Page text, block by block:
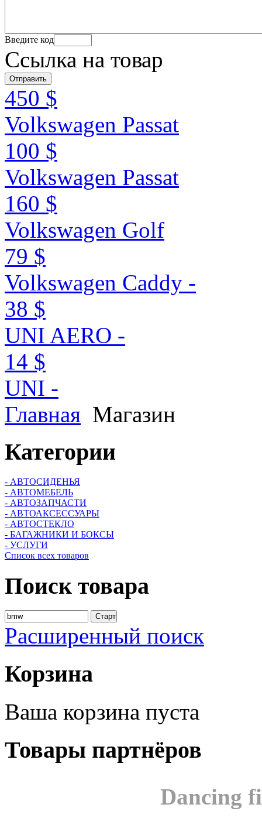
Введите код
Ссылка на товар
450 $
Volkswagen Passat
100 $
Volkswagen Passat
160 $
Volkswagen Golf
79 $
Volkswagen Caddy -
38 $
UNI AERO -
14 $
UNI -
Главная Магазин
Категории
- АВТОСИДЕНЬЯ
- АВТОМЕБЕЛЬ
- АВТОЗАПЧАСТИ
- АВТОАКСЕССУАРЫ
- АВТОСТЕКЛО
- БАГАЖНИКИ И БОКСЫ
- УСЛУГИ
Список всех товаров
Поиск товара
Расширенный поиск
Корзина
Ваша корзина пуста
Товары партнёров
Dancing